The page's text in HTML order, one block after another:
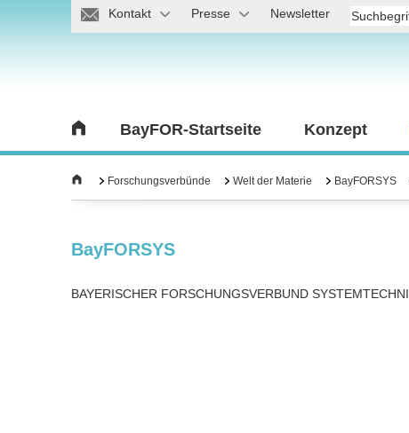
Kontakt Presse Newsletter
BayFOR-Startseite Konzept
Forschungsverbünde Welt der Materie BayFORSYS
BayFORSYS
BAYERISCHER FORSCHUNGSVERBUND